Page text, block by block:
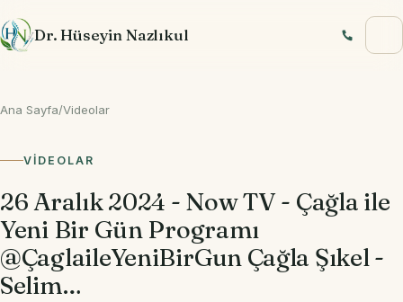
Dr. Hüseyin Nazlıkul
Ana Sayfa/Videolar
VIDEOLAR
26 Aralık 2024 - Now TV - Çağla ile
Yeni Bir Gün Programı
@ÇaglaileYeniBirGun Çağla Şıkel -
Selim…